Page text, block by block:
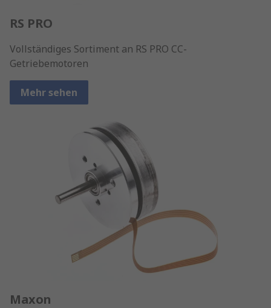
RS PRO
Vollständiges Sortiment an RS PRO CC-
Getriebemotoren
Mehr sehen
Maxon